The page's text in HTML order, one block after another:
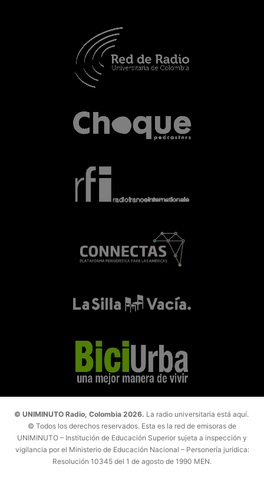
© UNIMINUTO Radio, Colombia 2026. La radio universitaria está aquí.
© Todos los derechos reservados. Esta es la red de emisoras de
UNIMINUTO – Institución de Educación Superior sujeta a inspección y
vigilancia por el Ministerio de Educación Nacional – Personería jurídica:
Resolución 10345 del 1 de agosto de 1990 MEN.